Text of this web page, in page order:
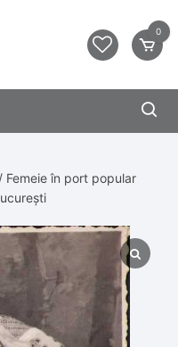
0
/ Femeie în port popular